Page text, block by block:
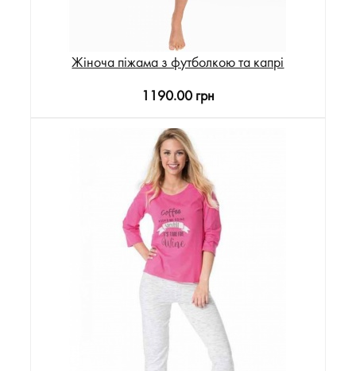
Жіноча піжама з футболкою та капрі
1190.00 грн